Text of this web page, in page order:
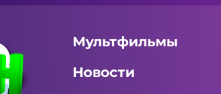
Мультфильмы
Новости